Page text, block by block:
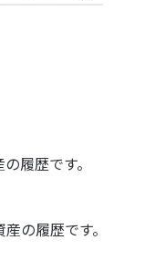
履歴です。
の履歴です。